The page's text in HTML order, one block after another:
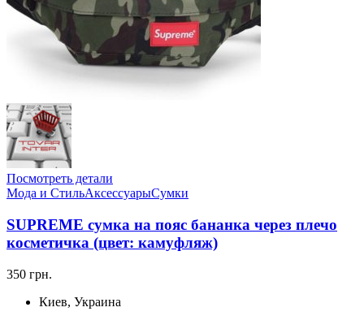
Посмотреть детали
Мода и СтильАксессуарыСумки
SUPREME сумка на пояс бананка через плечо
косметичка (цвет: камуфляж)
350 грн.
Киев, Украина